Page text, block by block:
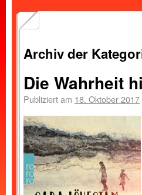
Archiv der
Die Wahrheit
Publiziert am 18. Oktober 2017